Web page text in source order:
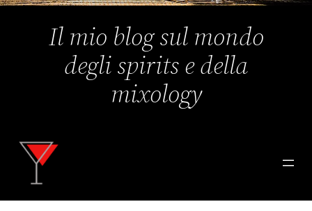
Il mio blog sul mondo
degli spirits e della
mixology